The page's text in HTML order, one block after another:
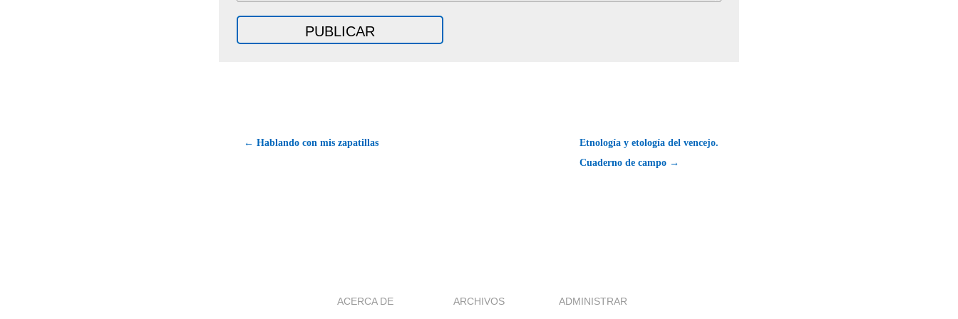
← Hablando con mis zapatillas
Etnología y etología del vencejo.
Cuaderno de campo →
ACERCA DE ARCHIVOS ADMINISTRAR